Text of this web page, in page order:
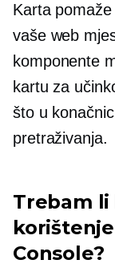
Karta
vaše web
komponente
kartu za
što u
pretraživanja.
Trebam
Console?